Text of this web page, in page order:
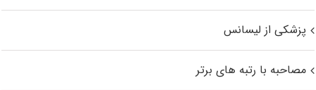
پزشکی از لیسانس
مصاحبه با رتبه های برتر